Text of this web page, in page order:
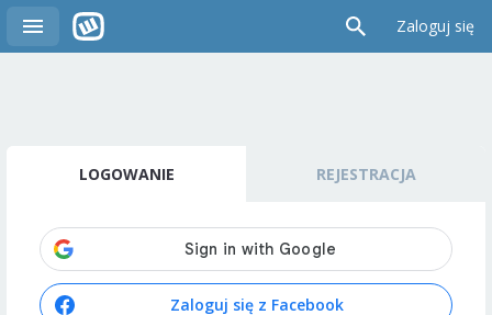
Zaloguj się
LOGOWANIE REJESTRACJA
Zaloguj się z Facebook